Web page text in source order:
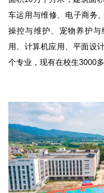
车运用与维修、电子商务
操控与维护、宠物养护
用、计算机应用、平面设
个专业，现有在校生3000